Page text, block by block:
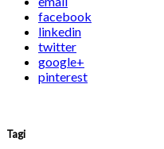
facebook
linkedin
twitter
google+
pinterest
Tagi